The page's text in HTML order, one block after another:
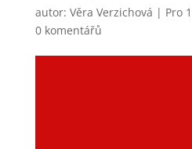
autor: Věra Verzichová | Pro
0 komentářů